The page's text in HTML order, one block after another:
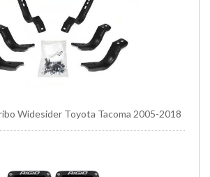
Widesider Toyota Tacoma 2005-2018